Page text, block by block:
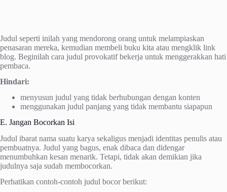
Judul seperti inilah yang mendorong orang untuk melampiaskan
penasaran mereka, kemudian membeli buku kita atau mengklik link
blog. Beginilah cara judul provokatif bekerja untuk menggerakkan hati
pembaca.
Hindari:
menyusun judul yang tidak berhubungan dengan konten
menggunakan judul panjang yang tidak membantu siapapun
E. Jangan Bocorkan Isi
Judul ibarat nama suatu karya sekaligus menjadi identitas penulis atau
pembuatnya. Judul yang bagus, enak dibaca dan didengar
menumbuhkan kesan menarik. Tetapi, tidak akan demikian jika
judulnya saja sudah membocorkan.
Perhatikan contoh-contoh judul bocor berikut: